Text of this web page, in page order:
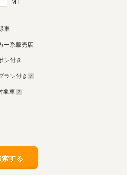
MT
車
ー系販売店
ン付き
ラン付き
象車
索する